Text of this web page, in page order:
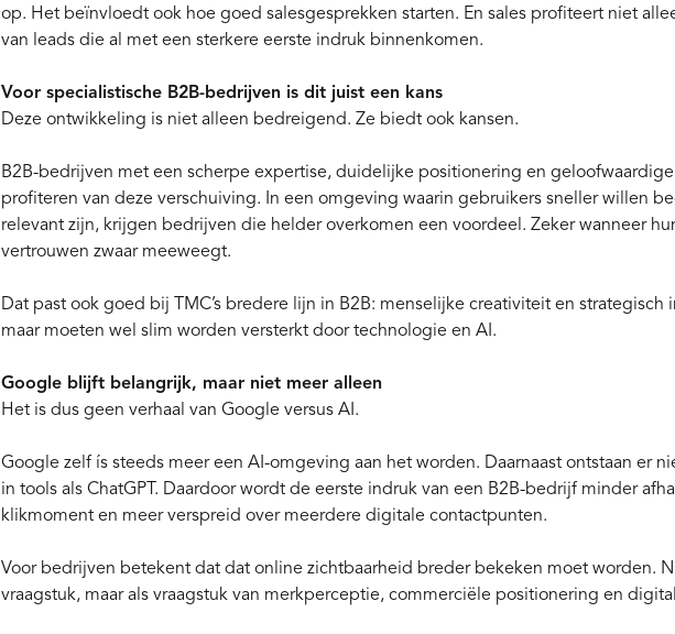
op. Het beïnvloedt ook hoe goed salesgesprekken starten. En sales profiteert niet
van leads die al met een sterkere eerste indruk binnenkomen.
Voor specialistische B2B-bedrijven is dit juist een kans
Deze ontwikkeling is niet alleen bedreigend. Ze biedt ook kansen.
B2B-bedrijven met een scherpe expertise, duidelijke positionering en
profiteren van deze verschuiving. In een omgeving waarin gebruikers sneller willen
relevant zijn, krijgen bedrijven die helder overkomen een voordeel. Zeker wanneer
vertrouwen zwaar meeweegt.
Dat past ook goed bij TMC’s bredere lijn in B2B: menselijke creativiteit en strategisch
maar moeten wel slim worden versterkt door technologie en AI.
Google blijft belangrijk, maar niet meer alleen
Het is dus geen verhaal van Google versus AI.
Google zelf ís steeds meer een AI-omgeving aan het worden. Daarnaast ontstaan er
in tools als ChatGPT. Daardoor wordt de eerste indruk van een B2B-bedrijf minder
klikmoment en meer verspreid over meerdere digitale contactpunten.
Voor bedrijven betekent dat dat online zichtbaarheid breder bekeken moet worden.
vraagstuk, maar als vraagstuk van merkperceptie, commerciële positionering en